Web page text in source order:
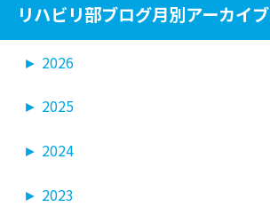
リハビリ部ブログ月別アーカイブ
► 2026
► 2025
► 2024
► 2023